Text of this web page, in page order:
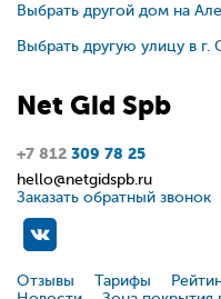
Выбрать другой дом на
Выбрать другую улицу в г.
Net Gid Spb
+7 812 309 78 25
hello@netgidspb.ru
Заказать обратный звонок
Отзывы Тарифы